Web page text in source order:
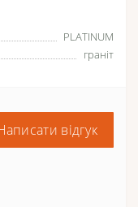
PLATINUM
граніт
відгук